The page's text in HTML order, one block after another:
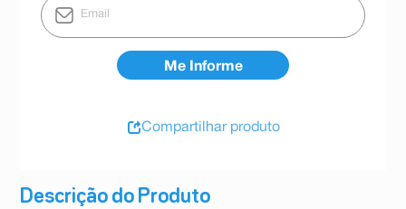
Descrição do Produto
Compartilhar produto